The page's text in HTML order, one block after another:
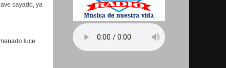
cayado, ya
luce